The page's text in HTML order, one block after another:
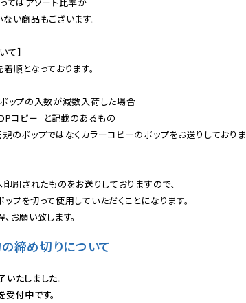
い商品もございます。
て】
順となっております。
ポップの入数が減数入荷した場合
コピー」と記載のあるもの
のポップではなくカラーコピーのポップをお送りしておりま
印刷されたものをお送りしておりますので、
プを切って使用していただくことになります。
お願い致します。
締め切りについて
たしました。
付中です。